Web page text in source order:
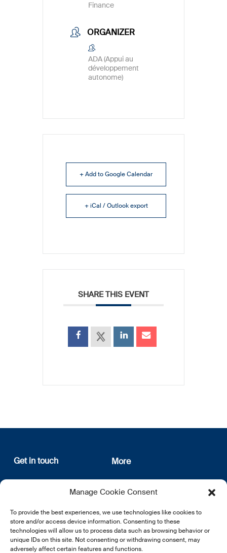
Manage Cookie Consent
To provide the best experiences, we use technologies like cookies to
store and/or access device information. Consenting to these
technologies will allow us to process data such as browsing behavior or
unique IDs on this site. Not consenting or withdrawing consent, may
adversely affect certain features and functions.
Finance
ORGANIZER
ADA (Appui au
développement
autonome)
+ Add to Google Calendar
+ iCal / Outlook export
SHARE THIS EVENT
Get in touch
12, rue Erasme
L-1468 Luxembourg
E:info@lsfi.lu
More
About us
Privacy Policy